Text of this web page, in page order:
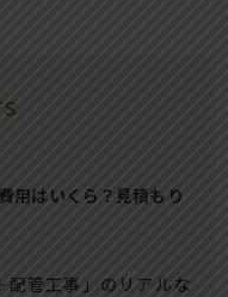
用はいくら？見積もり
配管工事」のリアルな